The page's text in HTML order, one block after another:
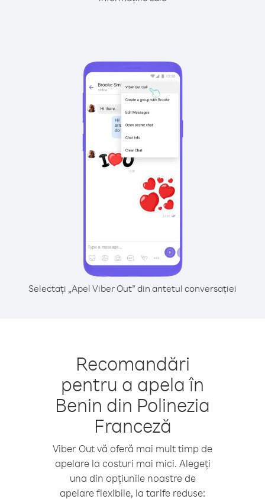
Selectați „Apel Viber Out” din antetul conversației
Recomandări
pentru a apela în
Benin din Polinezia
Franceză
Viber Out vă oferă mai mult timp de
apelare la costuri mai mici. Alegeți
una din opțiunile noastre de
apelare flexibile, la tarife reduse: